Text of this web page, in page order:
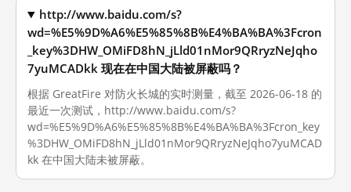
http://www.baidu.com/s?
wd=%E5%9D%A6%E5%85%8B%E4%BA%BA%3Fcron
_key%3DHW_OMiFD8hN_jLld01nMor9QRryzNeJqho
7yuMCADkk 现在在中国大陆被屏蔽吗？
根据 GreatFire 对防火长城的实时测量，截至 2026-06-18 的
最近一次测试，http://www.baidu.com/s?
wd=%E5%9D%A6%E5%85%8B%E4%BA%BA%3Fcron_key
%3DHW_OMiFD8hN_jLld01nMor9QRryzNeJqho7yuMCAD
kk 在中国大陆未被屏蔽。